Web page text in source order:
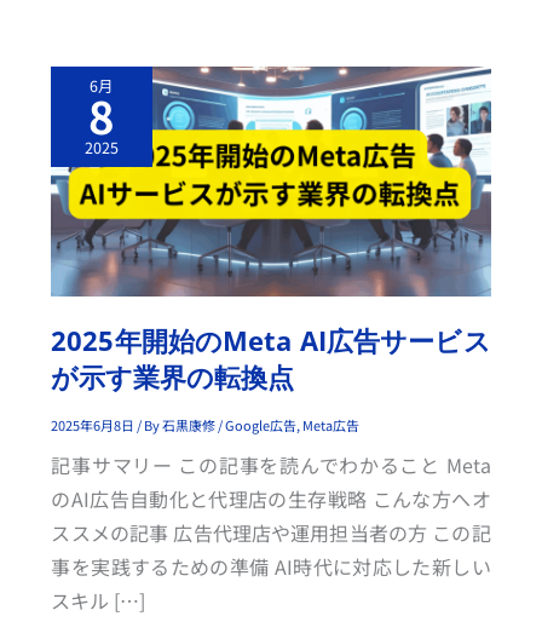
6月
8
2025
2025年開始のMeta AI広告サービス
が示す業界の転換点
2025年6月8日/ By石黒康修/Google広告,Meta広告
記事サマリー この記事を読んでわかること Meta
のAI広告自動化と代理店の生存戦略 こんな方へオ
ススメの記事 広告代理店や運用担当者の方 この記
事を実践するための準備 AI時代に対応した新しい
スキル […]
2
年
開
始
の
M
E
T
A
A
I
告
サ
ー
ビ
ス
示
業
界
の
転
換
点